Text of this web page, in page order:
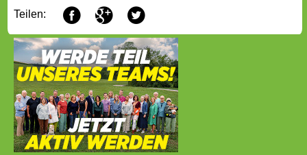
Teilen: F G T